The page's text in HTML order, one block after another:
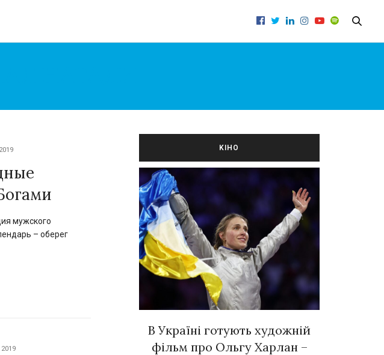
мужского
– оберег
KIНО
українського кіно у
В Україні готують художній
фільм про Ольгу Харлан –